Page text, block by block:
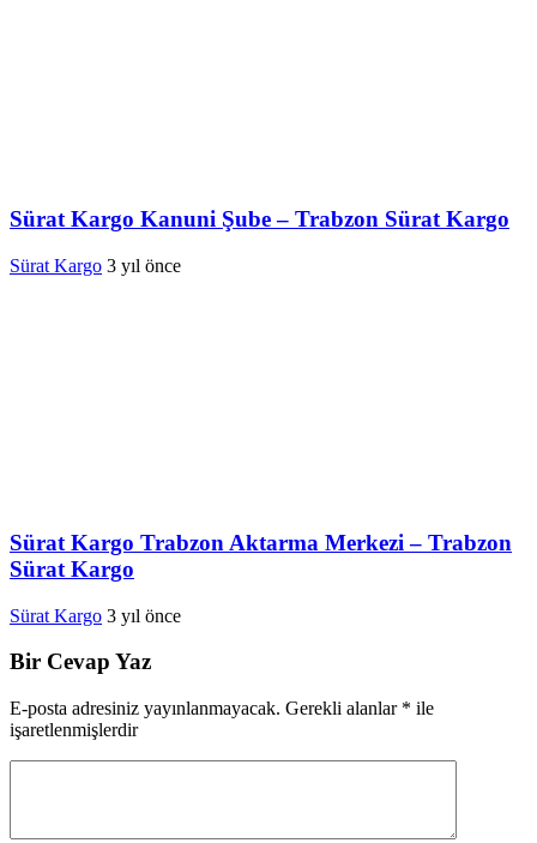
Sürat Kargo Kanuni Şube – Trabzon Sürat Kargo
Sürat Kargo 3 yıl önce
Sürat Kargo Trabzon Aktarma Merkezi – Trabzon
Sürat Kargo
Sürat Kargo 3 yıl önce
Bir Cevap Yaz
E-posta adresiniz yayınlanmayacak. Gerekli alanlar * ile
işaretlenmişlerdir